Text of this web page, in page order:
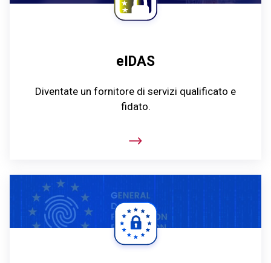
eIDAS
Diventate un fornitore di servizi qualificato e
fidato.